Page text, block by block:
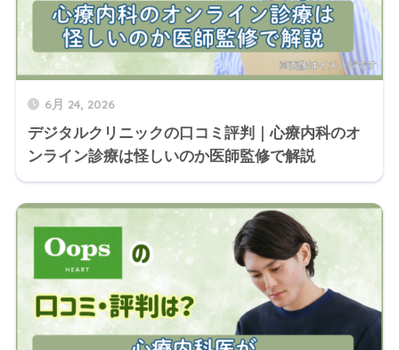
6月 24, 2026
デジタルクリニックの口コミ評判｜心療内科のオ
ンライン診療は怪しいのか医師監修で解説